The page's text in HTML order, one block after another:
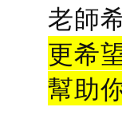
老師
更希
幫助